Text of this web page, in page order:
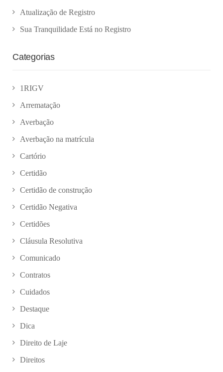
Atualização de Registro
Sua Tranquilidade Está no Registro
Categorias
1RIGV
Arrematação
Averbação
Averbação na matrícula
Cartório
Certidão
Certidão de construção
Certidão Negativa
Certidões
Cláusula Resolutiva
Comunicado
Contratos
Cuidados
Destaque
Dica
Direito de Laje
Direitos